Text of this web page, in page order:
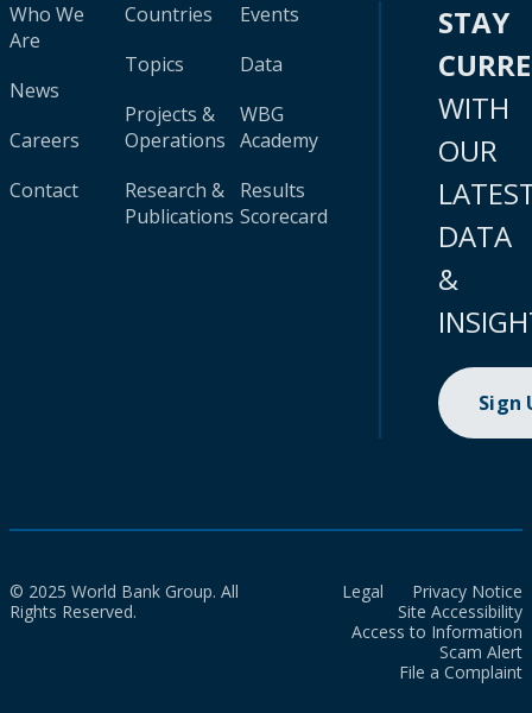
Who We
Are
News
Careers
Contact
Countries
Topics
Projects &
Operations
Research &
Publications
Events
Data
WBG
Academy
Results
Scorecard
STAY
WITH
OUR
DATA
&
Sign
© 2025 World Bank Group. All
Rights Reserved.
Legal
Privacy Notice
Site Accessibility
Access to Information
Scam Alert
File a Complaint